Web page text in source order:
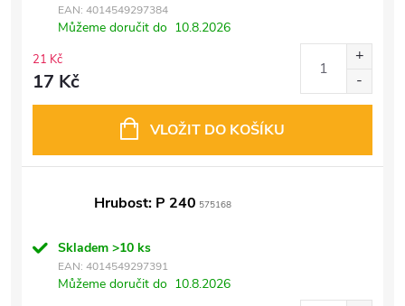
EAN: 4014549297384
Můžeme doručit do 10.8.2026
21 Kč
17 Kč
VLOŽIT DO KOŠÍKU
Hrubost: P 240 575168
Skladem >10 ks
EAN: 4014549297391
Můžeme doručit do 10.8.2026